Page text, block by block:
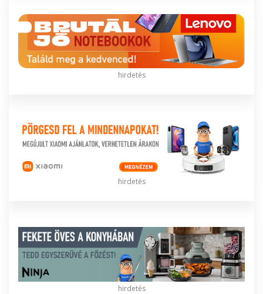
hirdetés
hirdetés
hirdetés